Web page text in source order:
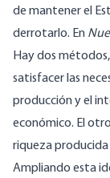
de mantener el
derrotarlo. En
Hay dos
satisfacer las
producción y el
económico. El
riqueza
Ampliando esta